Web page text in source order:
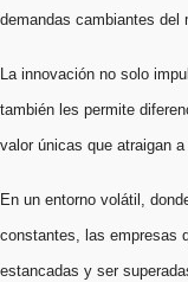
demandas cambiantes del
La innovación no solo
también les permite
valor únicas que atraigan
En un entorno volátil,
constantes, las empresas
estancadas y ser